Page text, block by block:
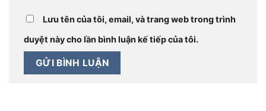
Lưu tên của tôi, email, và trang web trong trình
duyệt này cho lần bình luận kế tiếp của tôi.